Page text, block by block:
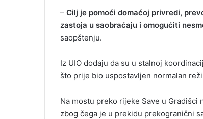
– Cilj je pomoći domaćoj privredi,
zastoja u saobraćaju i omogućiti
saopštenju.
Iz UIO dodaju da su u stalnoj
što prije bio uspostavljen normalan
Na mostu preko rijeke Save u
zbog čega je u prekidu prekogranični